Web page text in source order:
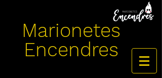
Marionetes
Encendres